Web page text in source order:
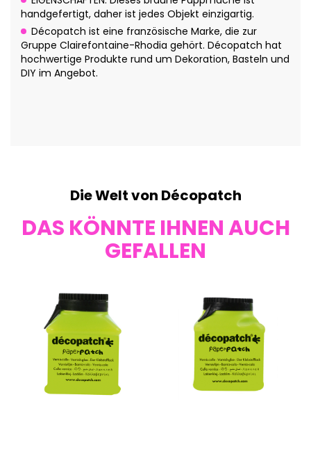
handgefertigt, daher ist jedes Objekt einzigartig.
Décopatch ist eine französische Marke, die zur
Gruppe Clairefontaine-Rhodia gehört. Décopatch hat
hochwertige Produkte rund um Dekoration, Basteln und
DIY im Angebot.
Die Welt von Décopatch
DAS KÖNNTE IHNEN AUCH
GEFALLEN